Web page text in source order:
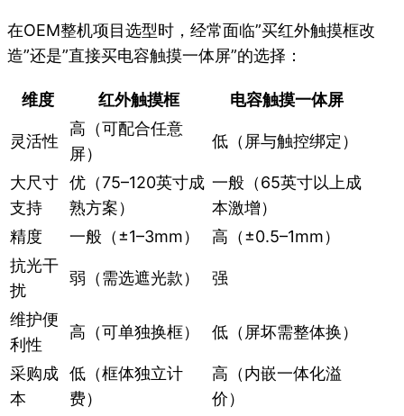
在OEM整机项目选型时，经常面临”买红外触摸框改
造”还是”直接买电容触摸一体屏”的选择：
维度 红外触摸框 电容触摸一体屏
灵活性
高（可配合任意
屏）
低（屏与触控绑定）
大尺寸
支持
优（75–120英寸成
熟方案）
一般（65英寸以上成
本激增）
精度
一般（±1–3mm）
高（±0.5–1mm）
抗光干
扰
弱（需选遮光款） 强
维护便
利性
高（可单独换框） 低（屏坏需整体换）
采购成
本
低（框体独立计
费）
高（内嵌一体化溢
价）